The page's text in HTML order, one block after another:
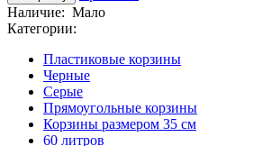
Наличие: Мало
Категории:
Пластиковые корзины
Черные
Серые
Прямоугольные корзины
Корзины размером 35 см
60 литров